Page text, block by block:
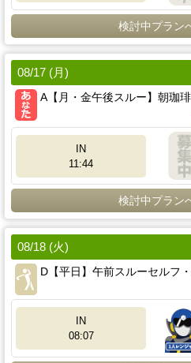
検討中プラン
08/17 (月)
A【月・金午後スルー】朝珈
IN
11:44
検討中プラン
08/18 (火)
D【平日】午前スルーセルフ
IN
08:07